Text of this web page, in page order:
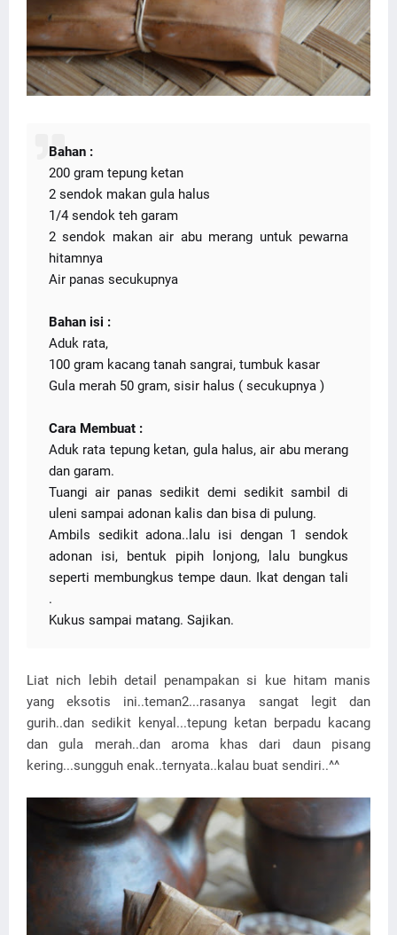
Bahan :
200 gram tepung ketan
2 sendok makan gula halus
1/4 sendok teh garam
2 sendok makan air abu merang untuk pewarna
hitamnya
Air panas secukupnya
Bahan isi :
Aduk rata,
100 gram kacang tanah sangrai, tumbuk kasar
Gula merah 50 gram, sisir halus ( secukupnya )
Cara Membuat :
Aduk rata tepung ketan, gula halus, air abu merang
dan garam.
Tuangi air panas sedikit demi sedikit sambil di
uleni sampai adonan kalis dan bisa di pulung.
Ambils sedikit adona..lalu isi dengan 1 sendok
adonan isi, bentuk pipih lonjong, lalu bungkus
seperti membungkus tempe daun. Ikat dengan tali
.
Kukus sampai matang. Sajikan.
Liat nich lebih detail penampakan si kue hitam manis
yang eksotis ini..teman2...rasanya sangat legit dan
gurih..dan sedikit kenyal...tepung ketan berpadu kacang
dan gula merah..dan aroma khas dari daun pisang
kering...sungguh enak..ternyata..kalau buat sendiri..^^